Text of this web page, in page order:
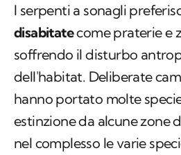
I serpenti a sonagli
disabitatecome praterie e
soffrendo il disturbo
dell'habitat. Deliberate
hanno portato molte
estinzione da alcune zone
nel complesso le varie